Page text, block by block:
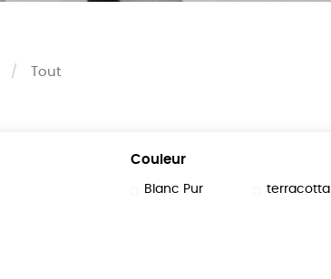
Tout
Couleur
Blanc Pur terracotta